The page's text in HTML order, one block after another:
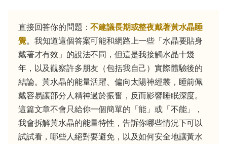
直接回答你的問題：不建議長期或整夜戴著黃水晶睡
覺。我知道這個答案可能和網路上一些「水晶要貼身
戴著才有效」的說法不同，但這是我接觸水晶十幾
年，以及觀察許多朋友（包括我自己）實際體驗後的
結論。黃水晶的能量活躍、偏向太陽神經叢，睡前佩
戴容易讓部分人精神過於振奮，反而影響睡眠深度。
這篇文章不會只給你一個簡單的「能」或「不能」，
我會拆解黃水晶的能量特性，告訴你哪些情況下可以
試試看，哪些人絕對要避免，以及如何安全地讓黃水